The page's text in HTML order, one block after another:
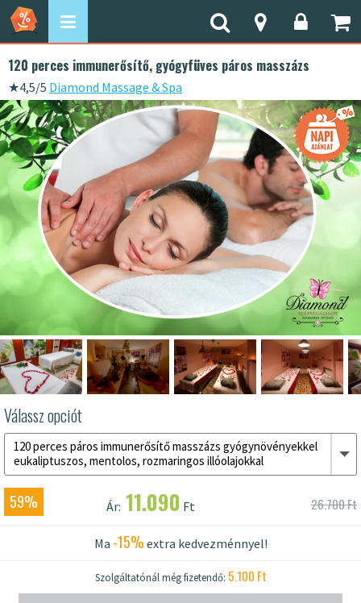
120 perces immunerősítő, gyógyfüves páros masszázs
★4,5/5 Diamond Massage & Spa
Válassz opciót
120 perces páros immunerősítő masszázs gyógynövényekkel
eukaliptuszos, mentolos, rozmaringos illóolajokkal
59% Ár: 11.090 Ft 26.700 Ft
Ma -15% extra kedvezménnyel!
Szolgáltatónál még fizetendő: 5.100 Ft